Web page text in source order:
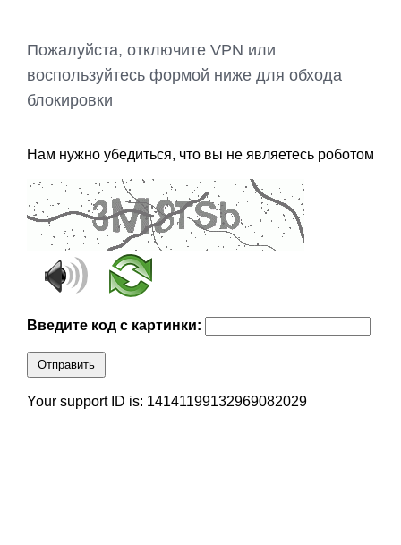
Пожалуйста, отключите VPN или
воспользуйтесь формой ниже для обхода
блокировки
Нам нужно убедиться, что вы не являетесь роботом
Введите код с картинки:
Отправить
Your support ID is: 14141199132969082029